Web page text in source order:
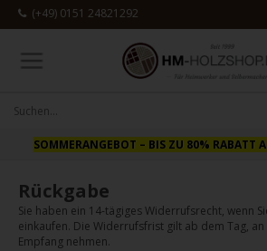
(+49) 0151 24821292
SOMMERANGEBOT– BIS ZU 80% RABATT
Rückgabe
Sie haben ein 14-tägiges Widerrufsrecht, wenn
einkaufen. Die Widerrufsfrist gilt ab dem Tag,
Empfang nehmen.